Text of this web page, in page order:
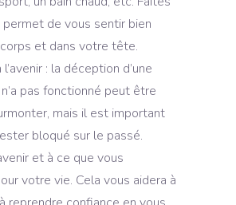
permet de vous sentir bien
et dans votre tête.
: la déception d’une
pas fonctionné peut être
mais il est important
bloqué sur le passé.
et à ce que vous
votre vie. Cela vous aidera à